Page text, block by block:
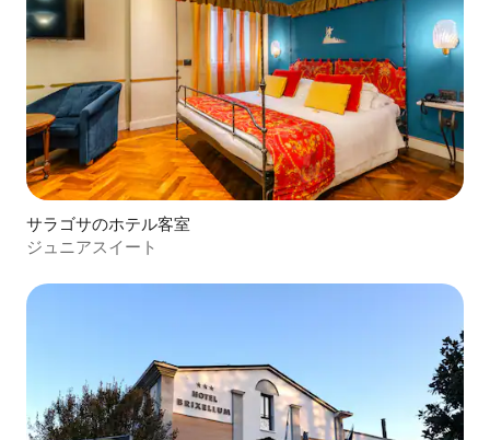
サラゴサのホテル客室
ジュニアスイート